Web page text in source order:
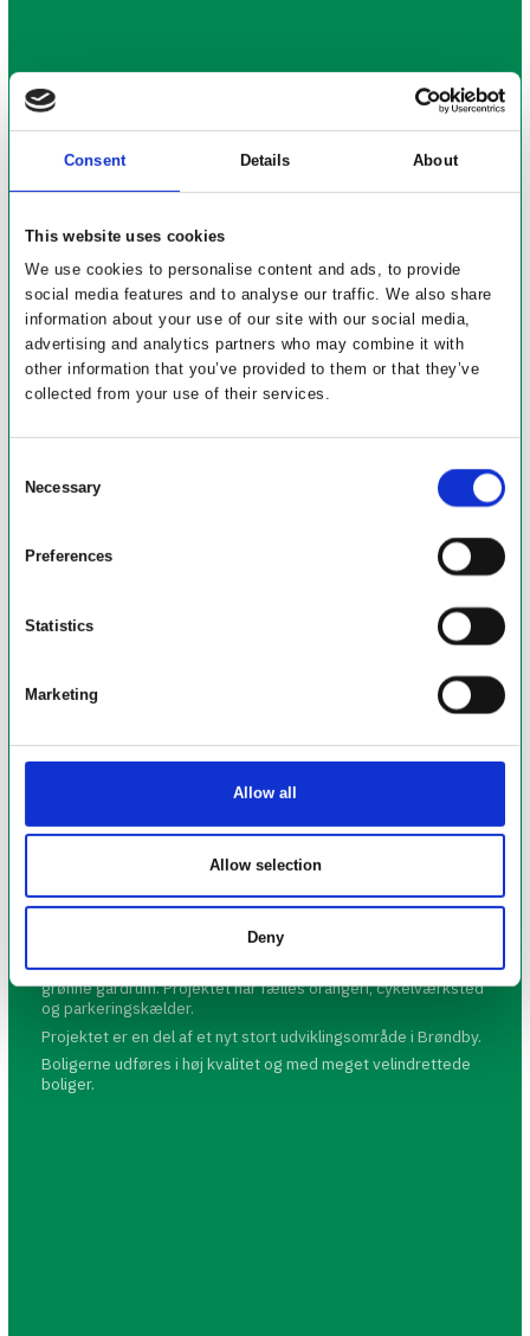
Consent Details About
This website uses cookies
We use cookies to personalise content and ads, to provide
social media features and to analyse our traffic. We also share
information about your use of our site with our social media,
advertising and analytics partners who may combine it with
other information that you’ve provided to them or that they’ve
collected from your use of their services.
Selection
Necessary
Preferences
Statistics
Marketing
Allow all
Allow selection
Deny
Nyt boligprojekt bestående af ca. 8.320 m² udlejningsboliger i
Projektet består af 99 gennemlyste boliger i størrelsen 70 -
90 m², hvor alle får altan eller terrasse og har udsigt til det
grønne gårdrum. Projektet har fælles orangeri, cykelværksted
og parkeringskælder.
Projektet er en del af et nyt stort udviklingsområde i Brøndby.
Boligerne udføres i høj kvalitet og med meget velindrettede
boliger.